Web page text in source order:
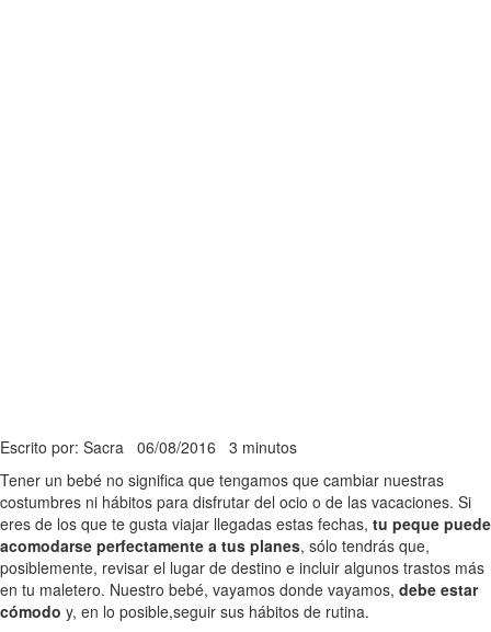
Escrito por: Sacra 06/08/2016 3 minutos
Tener un bebé no significa que tengamos que cambiar nuestras
costumbres ni hábitos para disfrutar del ocio o de las vacaciones. Si
eres de los que te gusta viajar llegadas estas fechas, tu peque puede
acomodarse perfectamente a tus planes, sólo tendrás que,
posiblemente, revisar el lugar de destino e incluir algunos trastos más
en tu maletero. Nuestro bebé, vayamos donde vayamos, debe estar
cómodo y, en lo posible,seguir sus hábitos de rutina.